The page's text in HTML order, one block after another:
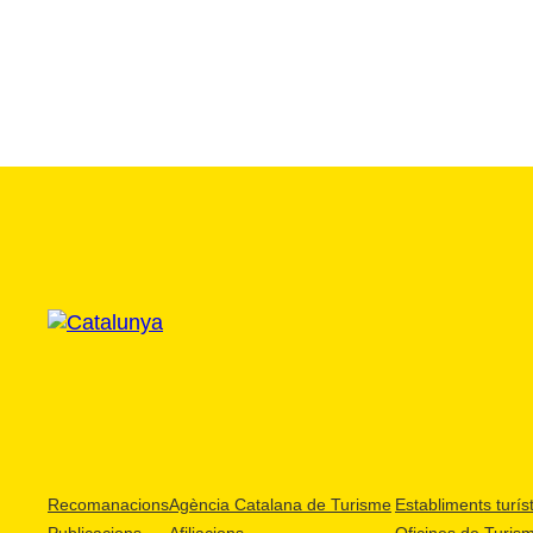
RecomanacionsAgència Catalana de Turisme Establiments